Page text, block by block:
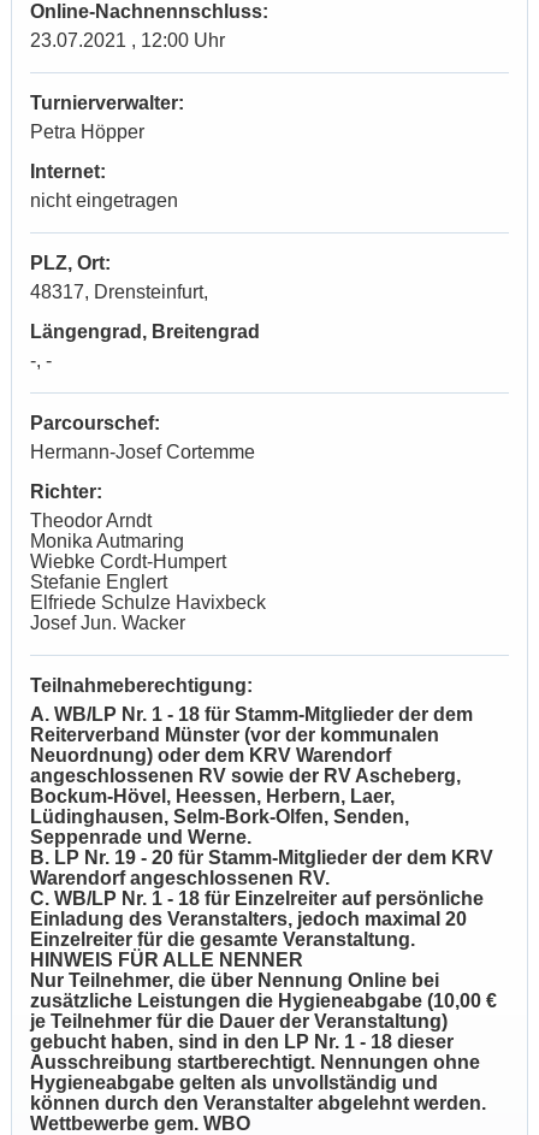
Online-Nachnennschluss:
23.07.2021 , 12:00 Uhr
Turnierverwalter:
Petra Höpper
Internet:
nicht eingetragen
PLZ, Ort:
48317, Drensteinfurt,
Längengrad, Breitengrad
-, -
Parcourschef:
Hermann-Josef Cortemme
Richter:
Theodor Arndt
Monika Autmaring
Wiebke Cordt-Humpert
Stefanie Englert
Elfriede Schulze Havixbeck
Josef Jun. Wacker
Teilnahmeberechtigung:
A. WB/LP Nr. 1 - 18 für Stamm-Mitglieder der dem
Reiterverband Münster (vor der kommunalen
Neuordnung) oder dem KRV Warendorf
angeschlossenen RV sowie der RV Ascheberg,
Bockum-Hövel, Heessen, Herbern, Laer,
Lüdinghausen, Selm-Bork-Olfen, Senden,
Seppenrade und Werne.
B. LP Nr. 19 - 20 für Stamm-Mitglieder der dem KRV
Warendorf angeschlossenen RV.
C. WB/LP Nr. 1 - 18 für Einzelreiter auf persönliche
Einladung des Veranstalters, jedoch maximal 20
Einzelreiter für die gesamte Veranstaltung.
HINWEIS FÜR ALLE NENNER
Nur Teilnehmer, die über Nennung Online bei
zusätzliche Leistungen die Hygieneabgabe (10,00 €
je Teilnehmer für die Dauer der Veranstaltung)
gebucht haben, sind in den LP Nr. 1 - 18 dieser
Ausschreibung startberechtigt. Nennungen ohne
Hygieneabgabe gelten als unvollständig und
können durch den Veranstalter abgelehnt werden.
Wettbewerbe gem. WBO